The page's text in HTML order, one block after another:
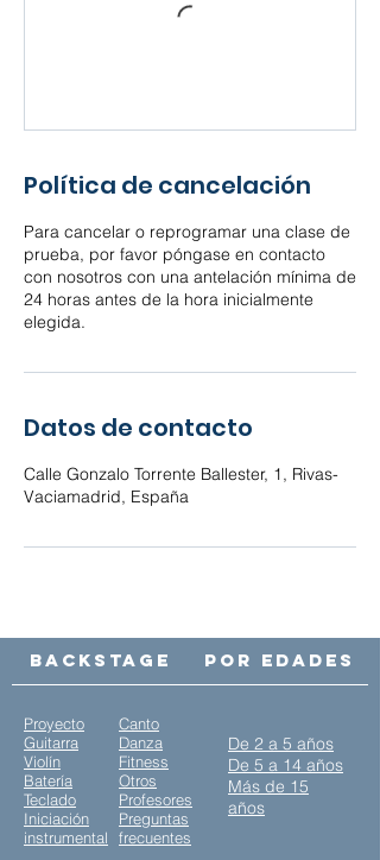
Política de cancelación
Para cancelar o reprogramar una clase de
prueba, por favor póngase en contacto
con nosotros con una antelación mínima de
24 horas antes de la hora inicialmente
elegida.
Datos de contacto
Calle Gonzalo Torrente Ballester, 1, Rivas-
Vaciamadrid, España
Backstage Por edades
Proyecto
Guitarra
Violín
Batería
Teclado
Iniciación
instrumental
Canto
Danza
Fitness
Otros
Profesores
Preguntas
frecuentes
De 2 a 5 años
De 5 a 14 años
Más de 15
años